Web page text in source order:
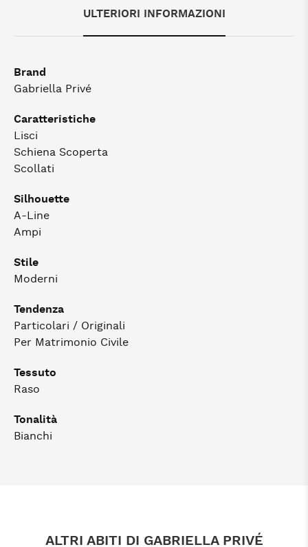
ULTERIORI INFORMAZIONI
Brand
Gabriella Privé
Caratteristiche
Lisci
Schiena Scoperta
Scollati
Silhouette
A-Line
Ampi
Stile
Moderni
Tendenza
Particolari / Originali
Per Matrimonio Civile
Tessuto
Raso
Tonalità
Bianchi
ALTRI ABITI DI GABRIELLA PRIVÉ